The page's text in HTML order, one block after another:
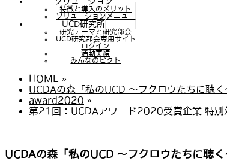
特徴と導入のメリット
ソリューションメニュー
UCD研究所
研究テーマと研究部会
UCD研究部会専用サイト
ログイン
活動実績
みんなのピクト
HOME »
UCDAの森「私のUCD 〜フクロウたちに聴く
award2020 »
第21回：UCDAアワード2020受賞企業 特別
UCDAの森「私のUCD 〜フクロウたちに聴く